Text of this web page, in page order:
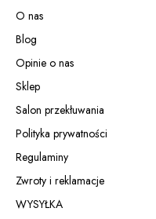
O nas
Blog
Opinie o nas
Sklep
Salon przekłuwania
Polityka prywatności
Regulaminy
Zwroty i reklamacje
WYSYŁKA